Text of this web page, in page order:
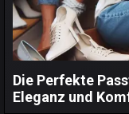
Die Perfekte
Eleganz und